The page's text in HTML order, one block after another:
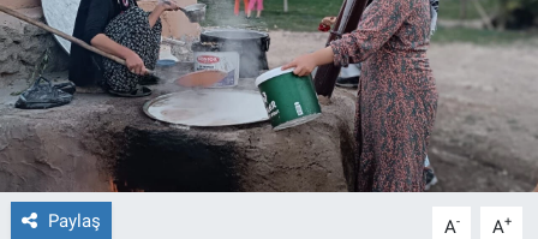
Paylaş A- A+
SAĞLIK
SPOR
TEKNOLOJİ